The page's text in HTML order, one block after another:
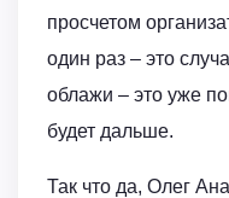
просчетом
один раз – это
облажи – это уже
будет дальше.
Так что да, Олег